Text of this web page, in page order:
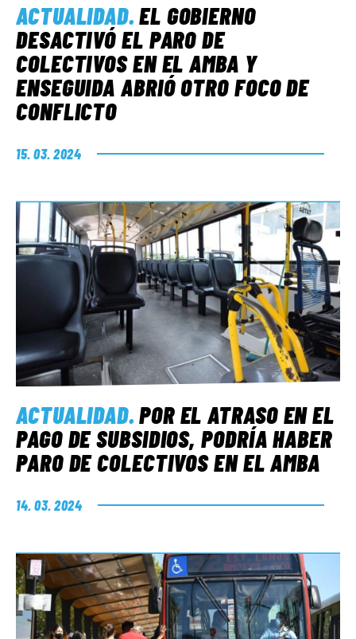
ACTUALIDAD.EL GOBIERNO
DESACTIVÓ EL PARO DE
COLECTIVOS EN EL AMBA Y
ENSEGUIDA ABRIÓ OTRO FOCO DE
CONFLICTO
15. 03. 2024
ACTUALIDAD.POR EL ATRASO EN EL
PAGO DE SUBSIDIOS, PODRÍA HABER
PARO DE COLECTIVOS EN EL AMBA
14. 03. 2024